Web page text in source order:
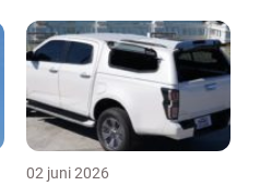
02 juni 2026